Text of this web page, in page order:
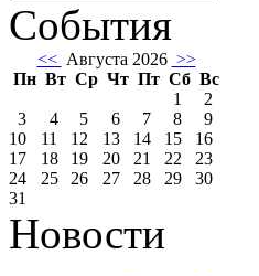
События
<< Августа 2026 >>
Пн Вт Ср Чт Пт Сб Вс
1
2
3
4 5 6 7 8
9
10
11 12 13 14 15
16
17
18 19 20 21 22
23
24
25 26 27 28 29
30
31
Новости